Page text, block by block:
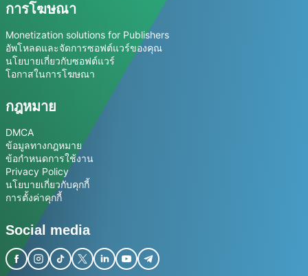
การโฆษณา
Monetization solutions for Publishers
อัพโหลดและจัดการซอฟต์แวร์ของคุณ
นโยบายเกี่ยวกับซอฟต์แวร์
โอกาสในการโฆษณา
กฎหมาย
DMCA
ข้อมูลทางกฎหมาย
ข้อกำหนดการใช้งาน
Privacy Policy
นโยบายเกี่ยวกับคุกกี้
การตั้งค่าคุกกี้
Social media